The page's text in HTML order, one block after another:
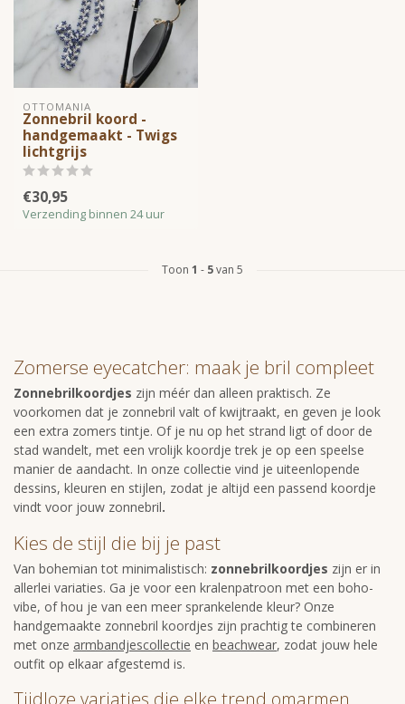
OTTOMANIA
Zonnebril koord -
handgemaakt - Twigs
lichtgrijs
€30,95
Verzending binnen 24 uur
Toon 1 - 5van 5
Zomerse eyecatcher: maak je bril compleet
Zonnebrilkoordjes zijn méér dan alleen praktisch. Ze
voorkomen dat je zonnebril valt of kwijtraakt, en geven je look
een extra zomers tintje. Of je nu op het strand ligt of door de
stad wandelt, met een vrolijk koordje trek je op een speelse
manier de aandacht. In onze collectie vind je uiteenlopende
dessins, kleuren en stijlen, zodat je altijd een passend koordje
vindt voor jouw zonnebril.
Kies de stijl die bij je past
Van bohemian tot minimalistisch: zonnebrilkoordjes zijn er in
allerlei variaties. Ga je voor een kralenpatroon met een boho-
vibe, of hou je van een meer sprankelende kleur? Onze
handgemaakte zonnebril koordjes zijn prachtig te combineren
met onze armbandjescollectie en beachwear, zodat jouw hele
outfit op elkaar afgestemd is.
Tijdloze variaties die elke trend omarmen